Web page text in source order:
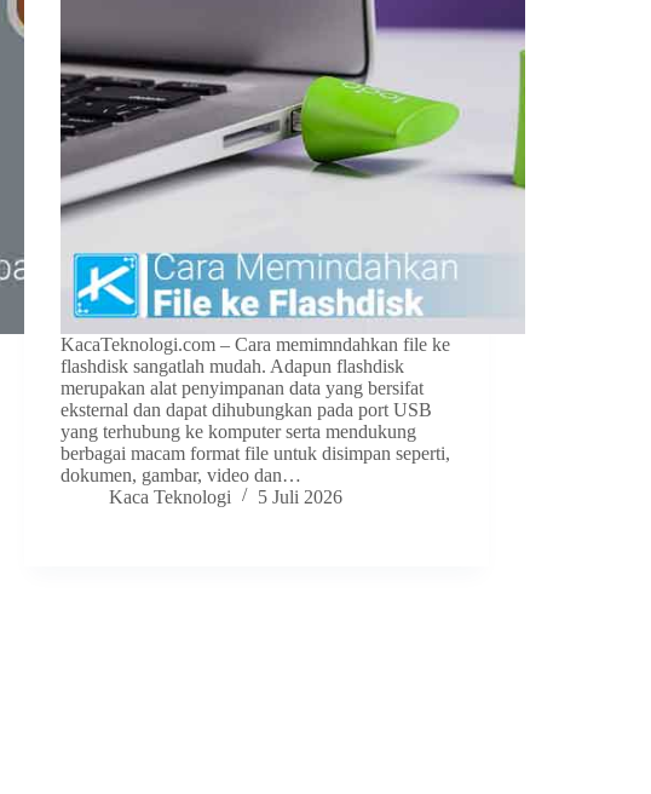
KacaTeknologi.com – Cara memimndahkan file ke
flashdisk sangatlah mudah. Adapun flashdisk
merupakan alat penyimpanan data yang bersifat
eksternal dan dapat dihubungkan pada port USB
yang terhubung ke komputer serta mendukung
berbagai macam format file untuk disimpan seperti,
dokumen, gambar, video dan…
Kaca Teknologi
5 Juli 2026